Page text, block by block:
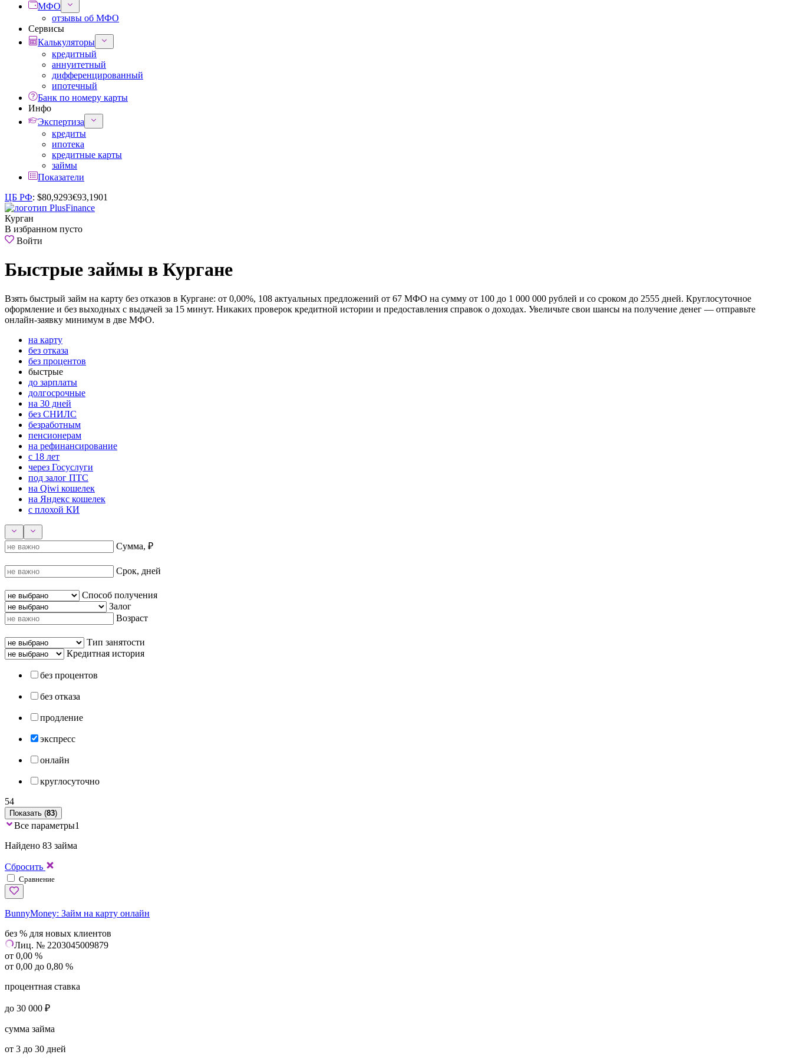
МФО
отзывы об МФО
Сервисы
Калькуляторы
кредитный
аннуитетный
дифференцированный
ипотечный
Банк по номеру карты
Инфо
Экспертиза
кредиты
ипотека
кредитные карты
займы
Показатели
ЦБ РФ: $80,9293€93,1901
Курган
В избранном пусто
Войти
Быстрые займы в Кургане
Взять быстрый займ на карту без отказов в Кургане: от 0,00%, 108 актуальных предложений от 67 МФО на сумму от 100 до 1 000 000 рублей и со сроком до 2555 дней. Круглосуточное
оформление и без выходных с выдачей за 15 минут. Никаких проверок кредитной истории и предоставления справок о доходах. Увеличьте свои шансы на получение денег — отправьте
онлайн-заявку минимум в две МФО.
на карту
без отказа
без процентов
быстрые
до зарплаты
долгосрочные
на 30 дней
без СНИЛС
безработным
пенсионерам
на рефинансирование
с 18 лет
через Госуслуги
под залог ПТС
на Qiwi кошелек
на Яндекс кошелек
с плохой КИ
Сумма, ₽
Срок, дней
Способ получения
Залог
Возраст
Тип занятости
Кредитная история
без процентов
без отказа
продление
экспресс
онлайн
круглосуточно
54
Показать (83)
Все параметры1
Найдено 83 займа
Сбросить
Сравнение
BunnyMoney: Займ на карту онлайн
без % для новых клиентов
Лиц. № 2203045009879
от 0,00 %
от 0,00 до 0,80 %
процентная ставка
до 30 000 ₽
сумма займа
от 3 до 30 дней